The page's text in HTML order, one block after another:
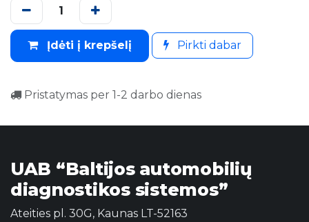
Įdėti į krepšelį Pirkti dabar
Pristatymas per 1-2 darbo dienas
UAB “Baltijos automobilių
diagnostikos sistemos”
Ateities pl. 30G, Kaunas LT-52163